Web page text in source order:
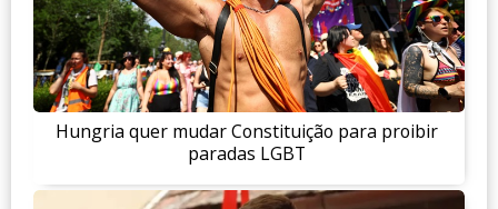
Hungria quer mudar Constituição para proibir
paradas LGBT